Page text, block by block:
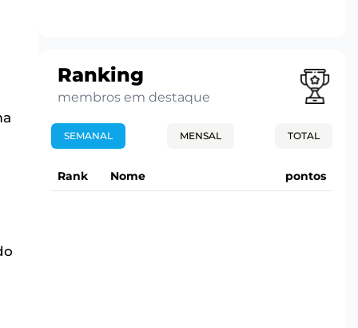
Ranking
membros em destaque
SEMANAL MENSAL TOTAL
Rank Nome pontos